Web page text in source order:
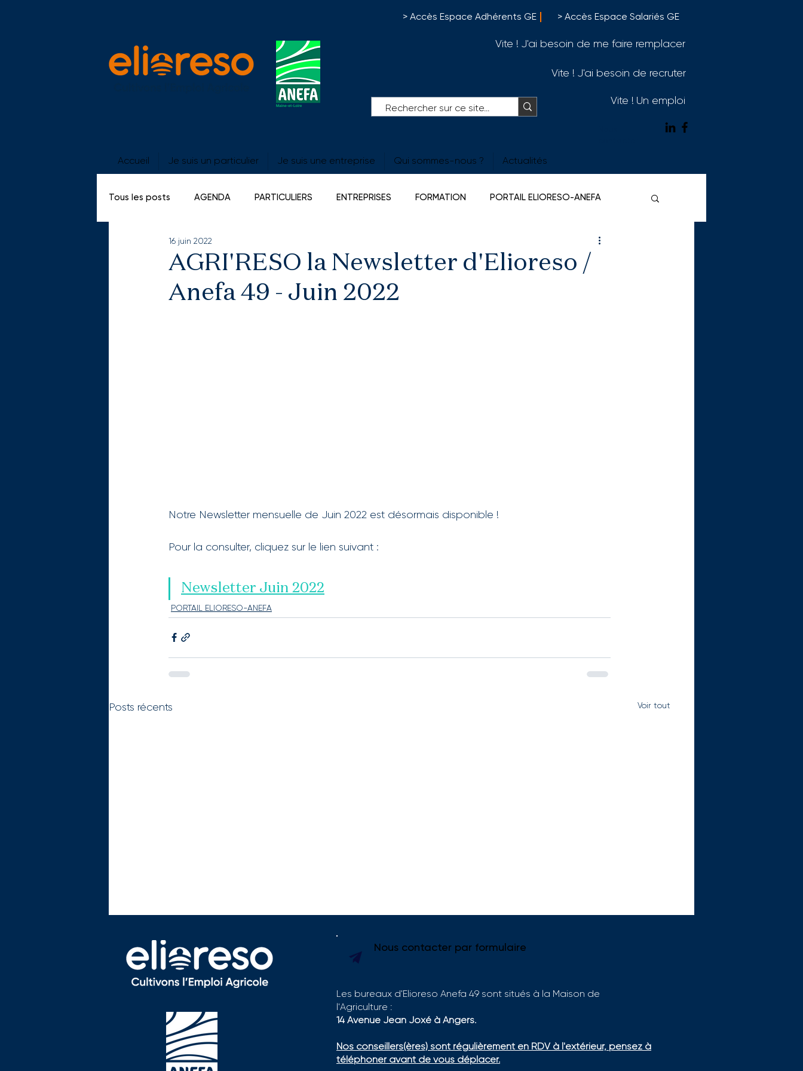
> Accès Espace Adhérents GE > Accès Espace Salariés GE
Vite ! J'ai besoin de me faire remplacer
Vite ! Un emploi
Vite ! J'ai besoin de recruter
Accueil Je suis un particulier Je suis une entreprise Qui sommes-nous ? Actualités
Tous les posts AGENDA PARTICULIERS ENTREPRISES FORMATION PORTAIL ELIORESO-ANEFA
GE SALARIES PORTES OUVERTES
AGRI'RESO la Newsletter d'Elioreso /
Anefa 49 - Juin 2022
16 juin 2022
Notre Newsletter mensuelle de Juin 2022 est désormais disponible !
Pour la consulter, cliquez sur le lien suivant :
Newsletter Juin 2022
PORTAIL ELIORESO-ANEFA
Posts récents Voir tout
Formation - Ouvrier de
Production Horticole
Se former sur le terrain
en viticulture : la sucess
story de Léa FOUGERON
Nous contacter par formulaire
Les bureaux d'Elioreso Anefa 49 sont situés à la Maison de
l'Agriculture :
14 Avenue Jean Joxé à Angers.
Nos conseillers(ères) sont régulièrement en RDV à l'extérieur, pensez à
téléphoner avant de vous déplacer.